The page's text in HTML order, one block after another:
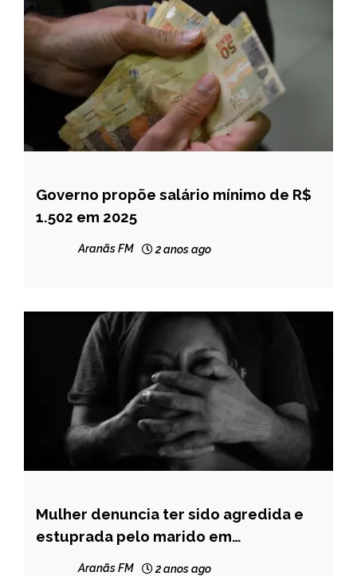
BRASIL
NOTÍCIAS
Governo propõe salário mínimo de R$
1.502 em 2025
Aranãs FM 2 anos ago
MINAS
GERAIS
NOTÍCIAS
Mulher denuncia ter sido agredida e
estuprada pelo marido em
Aranãs FM 2 anos ago